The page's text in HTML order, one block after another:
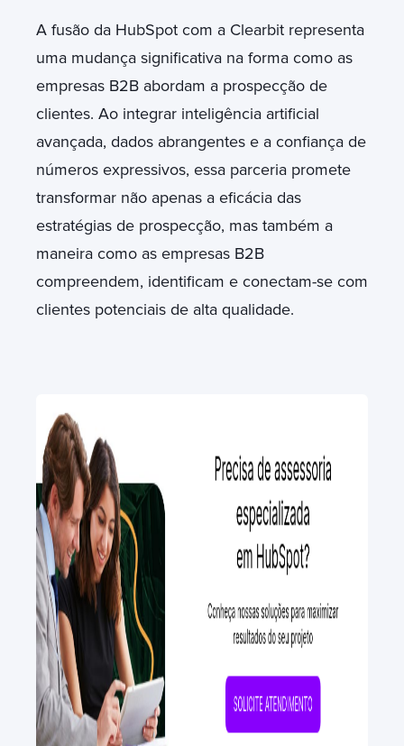
A fusão da HubSpot com a Clearbit representa
uma mudança significativa na forma como as
empresas B2B abordam a prospecção de
clientes. Ao integrar inteligência artificial
avançada, dados abrangentes e a confiança de
números expressivos, essa parceria promete
transformar não apenas a eficácia das
estratégias de prospecção, mas também a
maneira como as empresas B2B
compreendem, identificam e conectam-se com
clientes potenciais de alta qualidade.